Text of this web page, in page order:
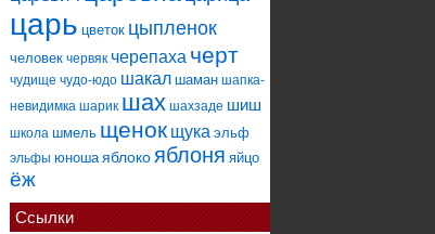
царь цветок цыпленок
человек червяк черепаха черт
чудище чудо-юдо шакал шаман шапка-
невидимка шарик шах шахзаде шиш
школа шмель щенок щука эльф
эльфы юноша яблоко яблоня яйцо
ёж
Ссылки